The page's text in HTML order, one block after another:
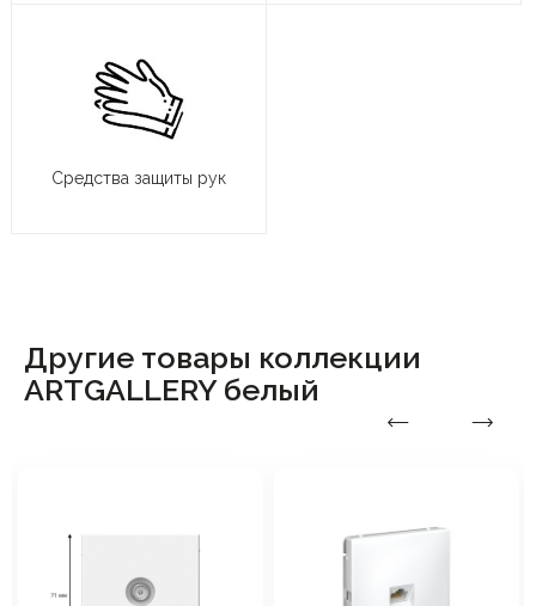
Средства защиты рук
Другие товары коллекции
ARTGALLERY белый